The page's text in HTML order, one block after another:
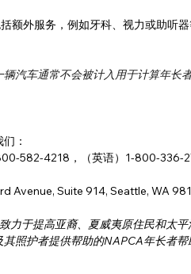
额外服务，例如牙科、视力或助听
汽车通常不会被计入用于计算年长
：
800-582-4218，（英语）1-800-336-
3rd Avenue, Suite 914, Seattle, WA
力于提高亚裔、夏威夷原住民和太
照护者提供帮助的NAPCA年长者